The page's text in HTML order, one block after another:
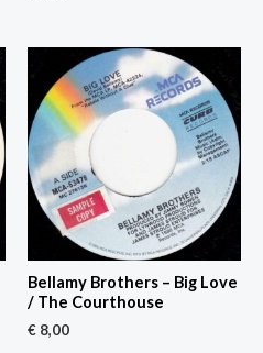
Bellamy Brothers – Big Love
/ The Courthouse
€ 8,00